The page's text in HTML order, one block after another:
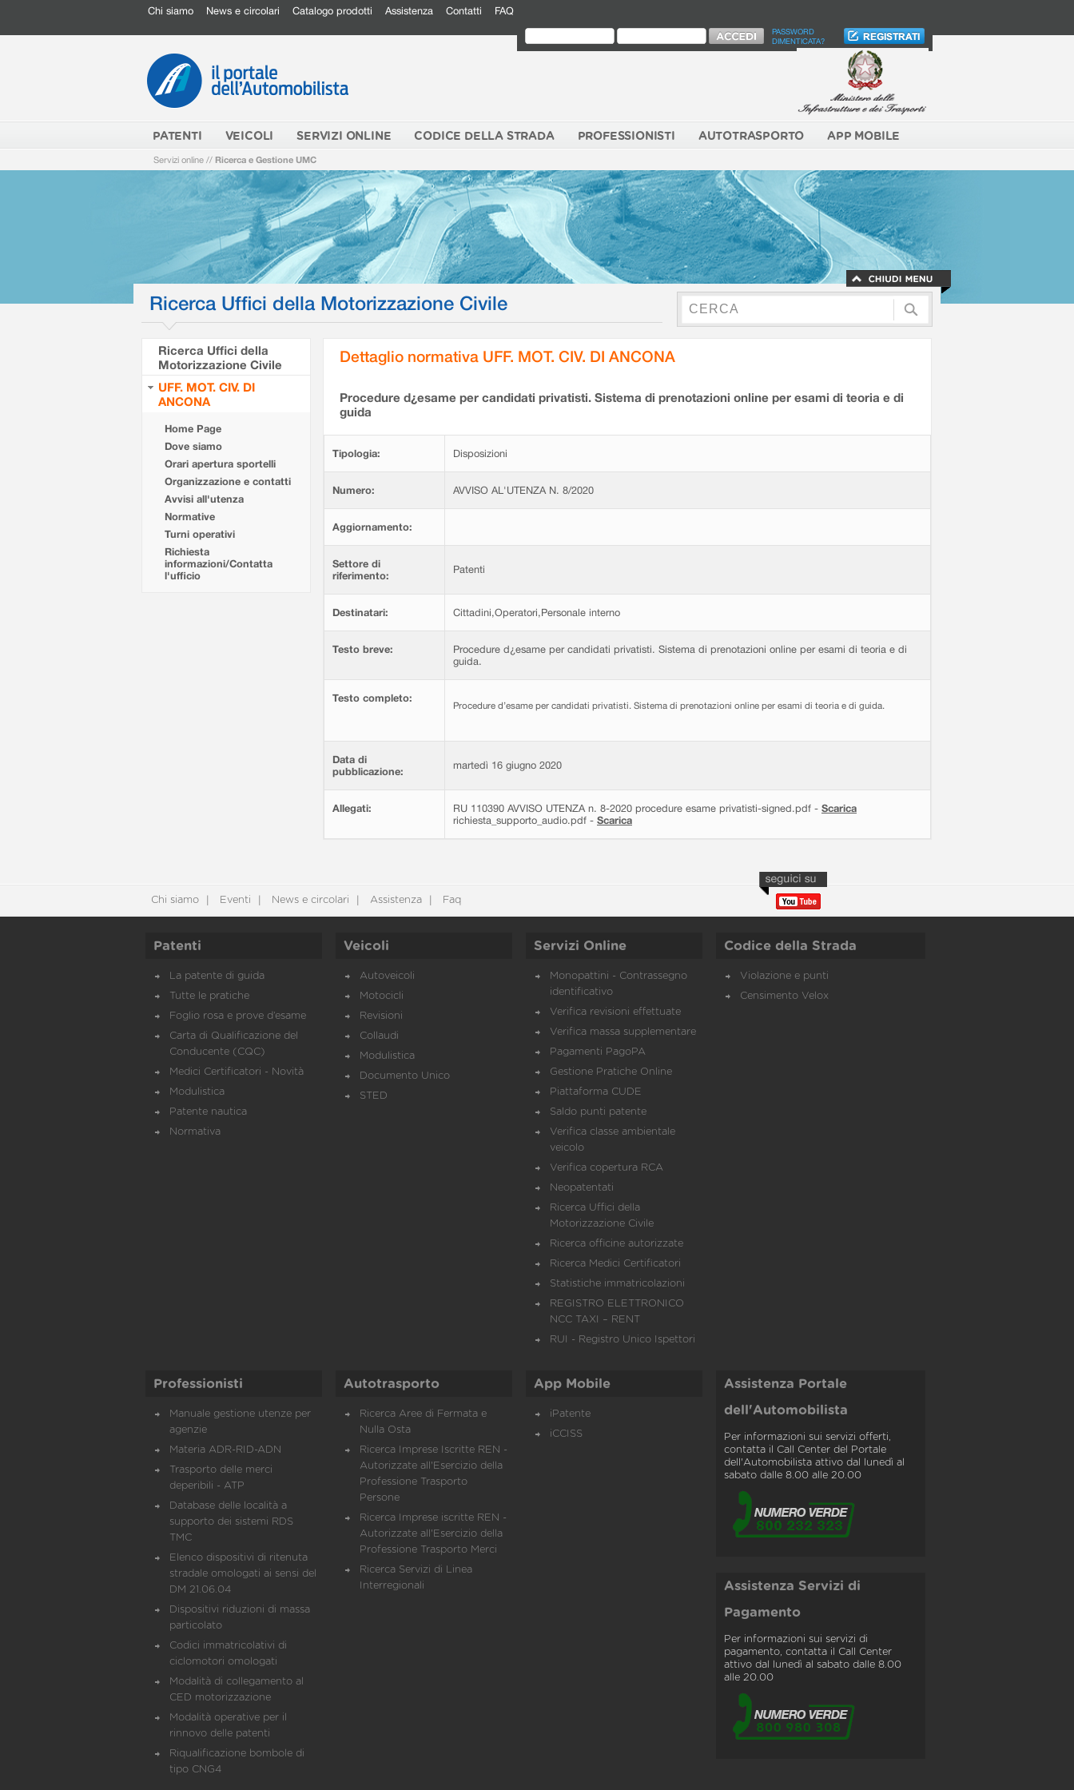
Chi siamo News e circolari Catalogo prodotti Assistenza Contatti FAQ
PASSWORD
DIMENTICATA?
PATENTI VEICOLI SERVIZI ONLINE CODICE DELLA STRADA PROFESSIONISTI AUTOTRASPORTO APP MOBILE
Servizi online // Ricerca e Gestione UMC
Ricerca Uffici della Motorizzazione Civile
Ricerca Uffici della
Motorizzazione Civile
UFF. MOT. CIV. DI
ANCONA
Home Page
Dove siamo
Orari apertura sportelli
Organizzazione e contatti
Avvisi all'utenza
Normative
Turni operativi
Richiesta
informazioni/Contatta
l'ufficio
Dettaglio normativa UFF. MOT. CIV. DI ANCONA
Procedure d¿esame per candidati privatisti. Sistema di prenotazioni online per esami di teoria e di
guida
Tipologia: Disposizioni
Numero: AVVISO AL'UTENZA N. 8/2020
Aggiornamento:
Settore di
riferimento:
Patenti
Destinatari: Cittadini,Operatori,Personale interno
Testo breve:
Procedure d¿esame per candidati privatisti. Sistema di prenotazioni online per esami di teoria e di
guida.
Testo completo:
Procedure d’esame per candidati privatisti. Sistema di prenotazioni online per esami di teoria e di guida.
Data di
pubblicazione:
martedì 16 giugno 2020
Allegati: RU 110390 AVVISO UTENZA n. 8-2020 procedure esame privatisti-signed.pdf - Scarica
richiesta_supporto_audio.pdf - Scarica
Chi siamo Eventi News e circolari Assistenza Faq
Patenti
La patente di guida
Tutte le pratiche
Foglio rosa e prove d’esame
Carta di Qualificazione del
Conducente (CQC)
Medici Certificatori - Novità
Modulistica
Patente nautica
Normativa
Veicoli
Autoveicoli
Motocicli
Revisioni
Collaudi
Modulistica
Documento Unico
STED
Servizi Online
Monopattini - Contrassegno
identificativo
Verifica revisioni effettuate
Verifica massa supplementare
Pagamenti PagoPA
Gestione Pratiche Online
Piattaforma CUDE
Saldo punti patente
Verifica classe ambientale
veicolo
Verifica copertura RCA
Neopatentati
Ricerca Uffici della
Motorizzazione Civile
Ricerca officine autorizzate
Ricerca Medici Certificatori
Statistiche immatricolazioni
REGISTRO ELETTRONICO
NCC TAXI – RENT
RUI - Registro Unico Ispettori
Codice della Strada
Violazione e punti
Censimento Velox
Professionisti
Manuale gestione utenze per
agenzie
Materia ADR-RID-ADN
Trasporto delle merci
deperibili - ATP
Database delle località a
supporto dei sistemi RDS
TMC
Elenco dispositivi di ritenuta
stradale omologati ai sensi del
DM 21.06.04
Dispositivi riduzioni di massa
particolato
Codici immatricolativi di
ciclomotori omologati
Modalità di collegamento al
CED motorizzazione
Modalità operative per il
rinnovo delle patenti
Riqualificazione bombole di
tipo CNG4
Autotrasporto
Ricerca Aree di Fermata e
Nulla Osta
Ricerca Imprese Iscritte REN -
Autorizzate all'Esercizio della
Professione Trasporto
Persone
Ricerca Imprese iscritte REN -
Autorizzate all'Esercizio della
Professione Trasporto Merci
Ricerca Servizi di Linea
Interregionali
App Mobile
iPatente
iCCISS
Assistenza Portale
dell'Automobilista
Per informazioni sui servizi offerti,
contatta il Call Center del Portale
dell'Automobilista attivo dal lunedì al
sabato dalle 8.00 alle 20.00
Assistenza Servizi di
Pagamento
Per informazioni sui servizi di
pagamento, contatta il Call Center
attivo dal lunedì al sabato dalle 8.00
alle 20.00